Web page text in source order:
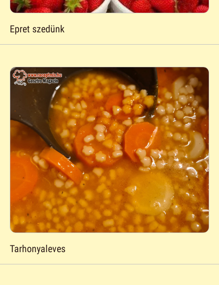
Epret szedünk
Tarhonyaleves